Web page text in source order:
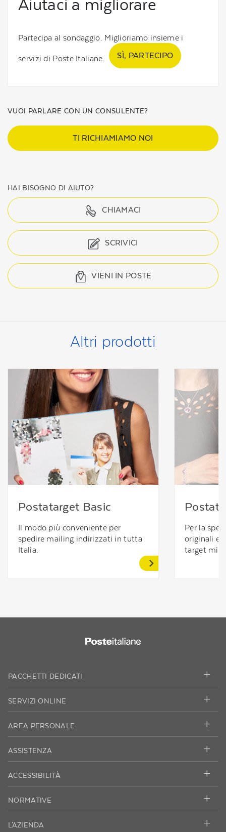
Aiutaci a migliorare
Partecipa al sondaggio. Miglioriamo insieme i
servizi di Poste Italiane. SÌ, PARTECIPO
VUOI PARLARE CON UN CONSULENTE?
TI RICHIAMIAMO NOI
HAI BISOGNO DI AIUTO?
CHIAMACI
SCRIVICI
VIENI IN POSTE
Altri prodotti
Postatarget Basic
Il modo più conveniente per
spedire mailing indirizzati in tutta
Italia.
Per la
originali e
target
PACCHETTI DEDICATI
SERVIZI ONLINE
AREA PERSONALE
ASSISTENZA
ACCESSIBILITÀ
NORMATIVE
L'AZIENDA